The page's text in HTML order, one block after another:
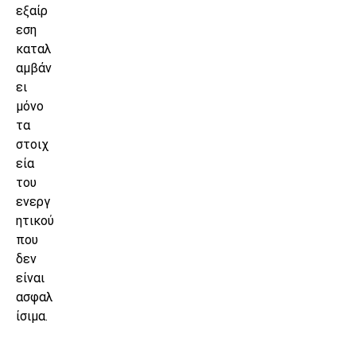
εξαίρ
εση
καταλ
αμβάν
ει
μόνο
τα
στοιχ
εία
του
ενεργ
ητικού
που
δεν
είναι
ασφαλ
ίσιμα.